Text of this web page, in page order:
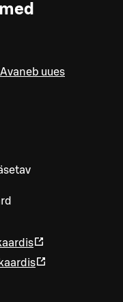
Avaneb uues